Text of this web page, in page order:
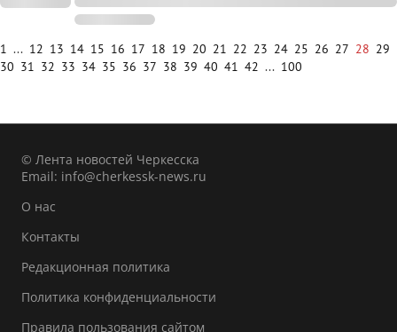
1 ... 12 13 14 15 16 17 18 19 20 21 22 23 24 25 26 27 28 29
30 31 32 33 34 35 36 37 38 39 40 41 42 ... 100
© Лента новостей Черкесска
Email: info@cherkessk-news.ru
О нас
Контакты
Редакционная политика
Политика конфиденциальности
Правила пользования сайтом